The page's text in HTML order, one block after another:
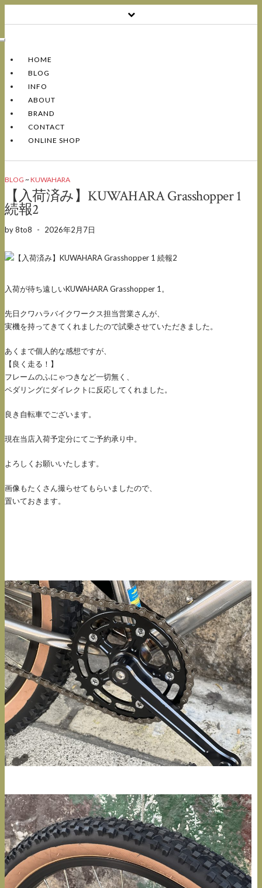
Toggle
HOME
BLOG
INFO
ABOUT
BRAND
CONTACT
ONLINE SHOP
BLOG ~KUWAHARA
【入荷済み】KUWAHARA Grasshopper 1
続報2
by8to8 - 2026年2月7日
入荷が待ち遠しいKUWAHARA Grasshopper 1。
先日クワハラバイクワークス担当営業さんが、
実機を持ってきてくれましたので試乗させていただきました。
あくまで個人的な感想ですが、
【良く走る！】
フレームのふにゃつきなど一切無く、
ペダリングにダイレクトに反応してくれました。
良き自転車でございます。
現在当店入荷予定分にてご予約承り中。
よろしくお願いいたします。
画像もたくさん撮らせてもらいましたので、
置いておきます。